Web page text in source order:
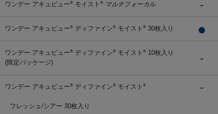
ワンデー アキュビュー® モイスト ® マルチフォーカル
ワンデー アキュビュー® ディファイン® モイスト ® 30枚入り
ワンデー アキュビュー® ディファイン® モイスト ® 10枚入り
(限定パッケージ)
ワンデー アキュビュー® ディファイン® モイスト ®
フレッシュ/シアー 30枚入り